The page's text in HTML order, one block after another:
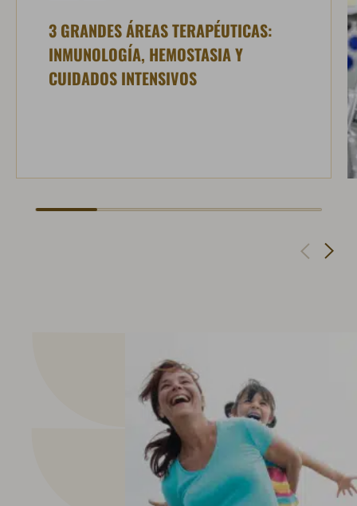
3 GRANDES ÁREAS TERAPÉUTICAS:
INMUNOLOGÍA, HEMOSTASIA Y
CUIDADOS INTENSIVOS
Navigate to previous slide
Navigate to next slide